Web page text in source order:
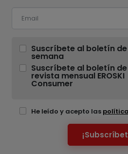
Suscríbete al boletín de
semana
Suscríbete al boletín
revista mensual EROSKI
Consumer
He leído y acepto las